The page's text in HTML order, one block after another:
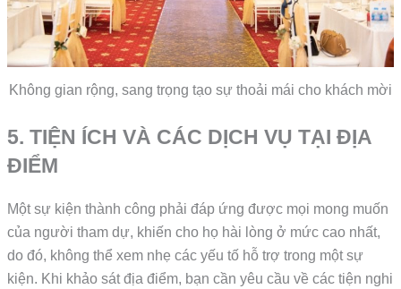
Không gian rộng, sang trọng tạo sự thoải mái cho khách mời
5. TIỆN ÍCH VÀ CÁC DỊCH VỤ TẠI ĐỊA
ĐIỂM
Một sự kiện thành công phải đáp ứng được mọi mong muốn
của người tham dự, khiến cho họ hài lòng ở mức cao nhất,
do đó, không thể xem nhẹ các yếu tố hỗ trợ trong một sự
kiện. Khi khảo sát địa điểm, bạn cần yêu cầu về các tiện nghi